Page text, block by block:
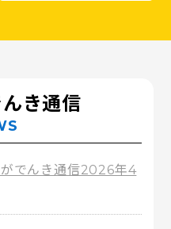
き通信
がでんき通信2026年4